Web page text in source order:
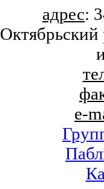
адрес:
e-